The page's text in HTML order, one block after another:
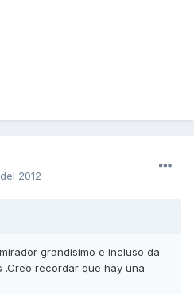
2012
grandisimo e incluso da
recordar que hay una